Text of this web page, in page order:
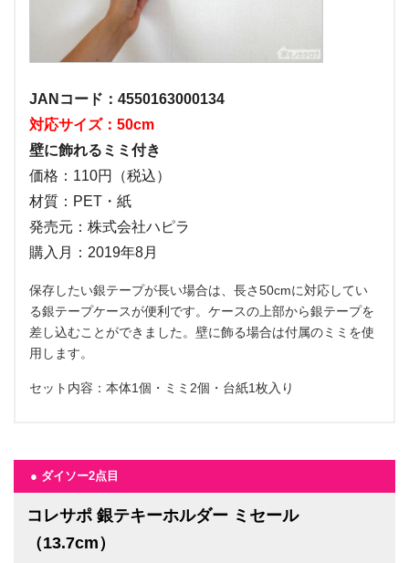
JANコード：4550163000134
対応サイズ：50cm
壁に飾れるミミ付き
価格：110円（税込）
材質：PET・紙
発売元：株式会社ハピラ
購入月：2019年8月
保存したい銀テープが長い場合は、長さ50cmに対応してい
る銀テープケースが便利です。ケースの上部から銀テープを
差し込むことができました。壁に飾る場合は付属のミミを使
用します。
セット内容：本体1個・ミミ2個・台紙1枚入り
● ダイソー2点目
コレサポ 銀テキーホルダー ミセール
（13.7cm）